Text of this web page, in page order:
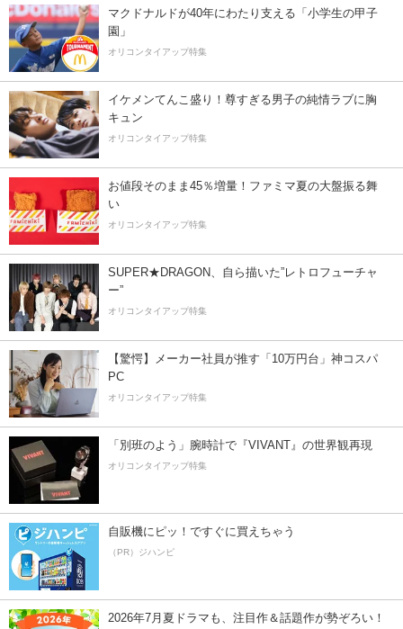
マクドナルドが40年にわたり支える「小学生の甲子
園」
オリコンタイアップ特集
イケメンてんこ盛り！尊すぎる男子の純情ラブに胸
キュン
オリコンタイアップ特集
お値段そのまま45％増量！ファミマ夏の大盤振る舞
い
オリコンタイアップ特集
SUPER★DRAGON、自ら描いた”レトロフューチャ
ー”
オリコンタイアップ特集
【驚愕】メーカー社員が推す「10万円台」神コスパ
PC
オリコンタイアップ特集
「別班のよう」腕時計で『VIVANT』の世界観再現
オリコンタイアップ特集
自販機にピッ！ですぐに買えちゃう
（PR）ジハンピ
2026年7月夏ドラマも、注目作＆話題作が勢ぞろい！